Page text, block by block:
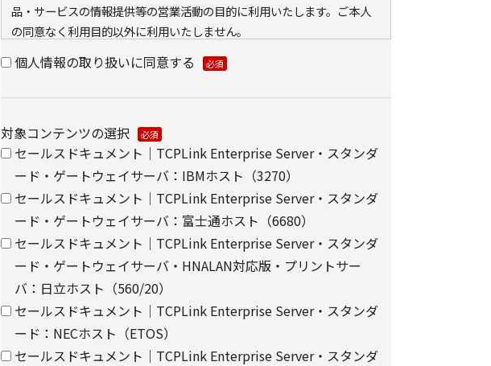
品・サービスの情報提供等の営業活動の目的に利用いたします。ご本人
の同意なく利用目的以外に利用いたしません。
キー）を紐づけて、ウェブアクセス履歴を取得する場合があります。取得
アクセス履歴は、市場分析、および、これに基づく販売促進活動のため
に利用します。
・ウェブサイトにおける、お客さまアクセス情報の取り扱いについて。
クッキー（cookie）とウェブビーコンの使用によるアクセス情報の収集
【第三者提供に関して】
当社はご提供いただきました個人情報を安全に管理し、以下の場合を除
き、ご本人の同意なく第三者に開示・提供しません。
・法令に基づく場合
・上記利用目的を実施するために、適切な機密保持契約を締結した業務
委託先へ委託する場合
・上記利用目的の範囲内で利用するために、当社のグループ会社および
個人情報の取り扱いに同意する
対象コンテンツの選択
セールスドキュメント｜TCPLink Enterprise Server・スタンダ
ード・ゲートウェイサーバ：IBMホスト（3270）
セールスドキュメント｜TCPLink Enterprise Server・スタンダ
ード・ゲートウェイサーバ：富士通ホスト（6680）
セールスドキュメント｜TCPLink Enterprise Server・スタンダ
ード・ゲートウェイサーバ・HNALAN対応版・プリントサー
バ：日立ホスト（560/20）
セールスドキュメント｜TCPLink Enterprise Server・スタンダ
ード：NECホスト（ETOS）
セールスドキュメント｜TCPLink Enterprise Server・スタンダ